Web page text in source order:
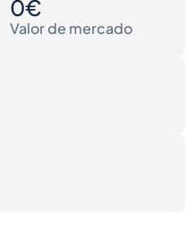
0€
Valor de mercado